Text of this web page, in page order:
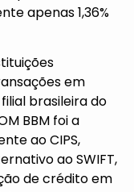
apenas 1,36%
em
brasileira do
BBM foi a
ao CIPS,
ao SWIFT,
de crédito em